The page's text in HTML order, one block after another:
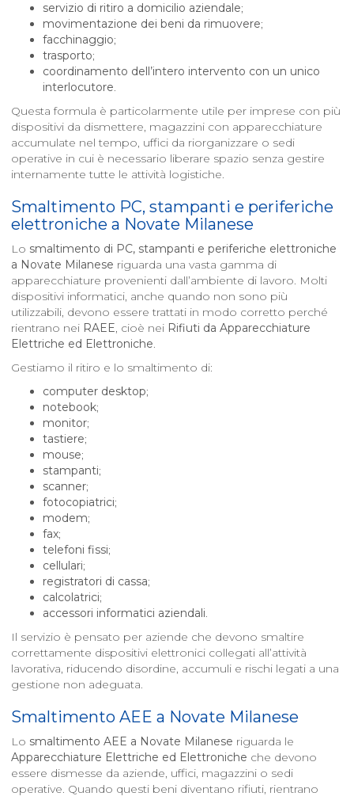
servizio di ritiro a domicilio aziendale;
movimentazione dei beni da rimuovere;
facchinaggio;
trasporto;
coordinamento dell’intero intervento con un unico
interlocutore.
Questa formula è particolarmente utile per imprese con più
dispositivi da dismettere, magazzini con apparecchiature
accumulate nel tempo, uffici da riorganizzare o sedi
operative in cui è necessario liberare spazio senza gestire
internamente tutte le attività logistiche.
Smaltimento PC, stampanti e periferiche
elettroniche a Novate Milanese
Lo smaltimento di PC, stampanti e periferiche elettroniche
a Novate Milanese riguarda una vasta gamma di
apparecchiature provenienti dall’ambiente di lavoro. Molti
dispositivi informatici, anche quando non sono più
utilizzabili, devono essere trattati in modo corretto perché
rientrano nei RAEE, cioè nei Rifiuti da Apparecchiature
Elettriche ed Elettroniche.
Gestiamo il ritiro e lo smaltimento di:
computer desktop;
notebook;
monitor;
tastiere;
mouse;
stampanti;
scanner;
fotocopiatrici;
modem;
fax;
telefoni fissi;
cellulari;
registratori di cassa;
calcolatrici;
accessori informatici aziendali.
Il servizio è pensato per aziende che devono smaltire
correttamente dispositivi elettronici collegati all’attività
lavorativa, riducendo disordine, accumuli e rischi legati a una
gestione non adeguata.
Smaltimento AEE a Novate Milanese
Lo smaltimento AEE a Novate Milanese riguarda le
Apparecchiature Elettriche ed Elettroniche che devono
essere dismesse da aziende, uffici, magazzini o sedi
operative. Quando questi beni diventano rifiuti, rientrano